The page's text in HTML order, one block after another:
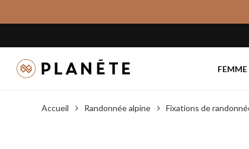
to
content
FEMME
Accueil Randonnée alpine Fixations de